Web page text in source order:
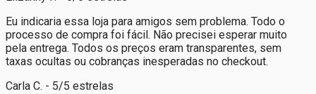
Eu indicaria essa loja para amigos sem problema. Todo o
processo de compra foi fácil. Não precisei esperar muito
pela entrega. Todos os preços eram transparentes, sem
taxas ocultas ou cobranças inesperadas no checkout.
Carla C. - 5/5 estrelas